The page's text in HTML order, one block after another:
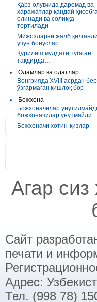
Қарз олувчида даромад ва
харажатлар қандай
олинади ва солиққа
тортилади
Мижозларни жалб
учун бонуслар
Қурилиш муддати тугаган
тақдирда…
Одамлар ва одатлар
Венгрияда XVIII асрдан
ўзгармаган қишлоқ бор
Божхона
Божхоначилар
божхоначилар унутмайди
Божхоначи хотин-қизлар
Агар
Сайт
печати и
Адрес:
Тел. (998 78)